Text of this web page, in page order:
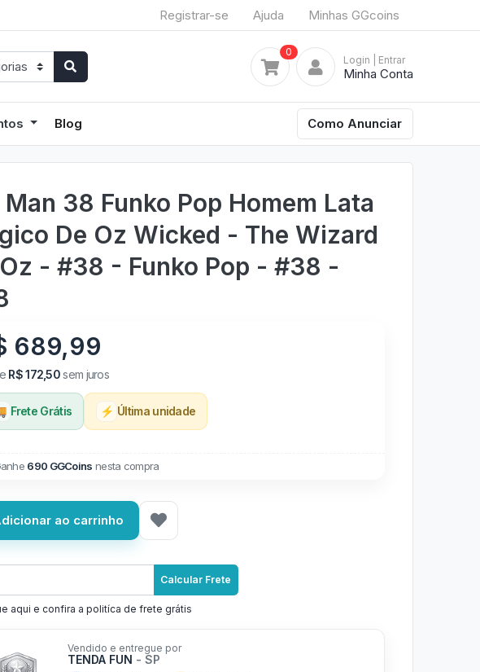
Registrar-se Ajuda Minhas GGcoins
0
Login | Entrar
Minha Conta
Blog Como Anunciar
38 Funko Pop Homem Lata
De Oz Wicked - The Wizard
- #38 - Funko Pop - #38 -
689,99
R$ 172,50sem juros
Frete Grátis ⚡ Última unidade
690 GGCoins nesta compra
ao carrinho
Calcular Frete
aqui e confira a politíca de frete grátis
Vendido e entregue por
TENDA FUN - SP